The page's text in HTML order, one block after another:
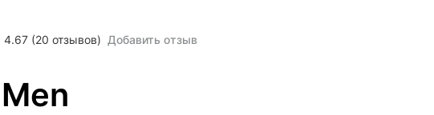
4.67 (20 отзывов) Добавить отзыв